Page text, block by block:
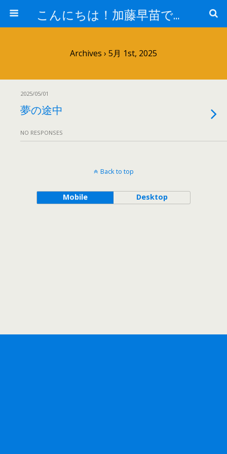
こんにちは！加藤早苗です。
Archives › 5月 1st, 2025
2025/05/01
夢の途中
NO RESPONSES
Back to top
Mobile Desktop